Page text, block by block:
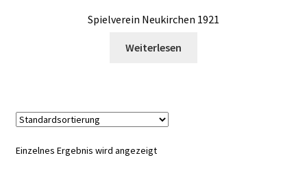
Spielverein Neukirchen 1921
Weiterlesen
Einzelnes Ergebnis wird angezeigt